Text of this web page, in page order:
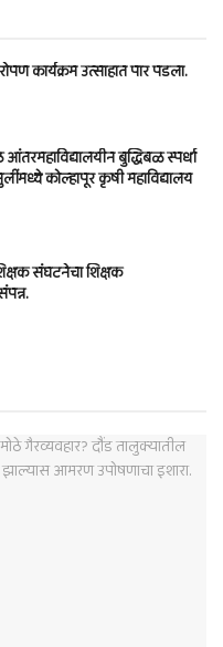
कार्यक्रम उत्साहात पार पडला.
आंतरमहाविद्यालयीन बुद्धिबळ स्पर्धा
कोल्हापूर कृषी महाविद्यालय
संघटनेचा शिक्षक